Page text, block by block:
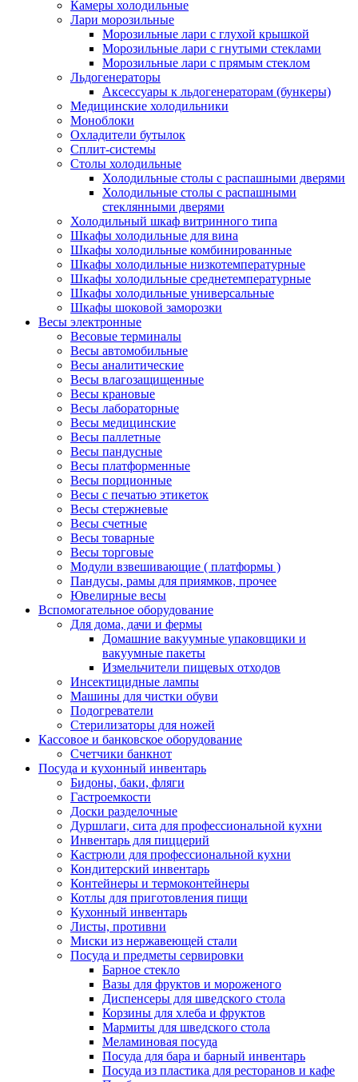
Камеры холодильные
Лари морозильные
Морозильные лари с глухой крышкой
Морозильные лари с гнутыми стеклами
Морозильные лари с прямым стеклом
Льдогенераторы
Аксессуары к льдогенераторам (бункеры)
Медицинские холодильники
Моноблоки
Охладители бутылок
Сплит-системы
Столы холодильные
Холодильные столы с распашными дверями
Холодильные столы с распашными
стеклянными дверями
Холодильный шкаф витринного типа
Шкафы холодильные для вина
Шкафы холодильные комбинированные
Шкафы холодильные низкотемпературные
Шкафы холодильные среднетемпературные
Шкафы холодильные универсальные
Шкафы шоковой заморозки
Весы электронные
Весовые терминалы
Весы автомобильные
Весы аналитические
Весы влагозащищенные
Весы крановые
Весы лабораторные
Весы медицинские
Весы паллетные
Весы пандусные
Весы платформенные
Весы порционные
Весы с печатью этикеток
Весы стержневые
Весы счетные
Весы товарные
Весы торговые
Модули взвешивающие ( платформы )
Пандусы, рамы для приямков, прочее
Ювелирные весы
Вспомогательное оборудование
Для дома, дачи и фермы
Домашние вакуумные упаковщики и
вакуумные пакеты
Измельчители пищевых отходов
Инсектицидные лампы
Машины для чистки обуви
Подогреватели
Стерилизаторы для ножей
Кассовое и банковское оборудование
Счетчики банкнот
Посуда и кухонный инвентарь
Бидоны, баки, фляги
Гастроемкости
Доски разделочные
Дуршлаги, сита для профессиональной кухни
Инвентарь для пиццерий
Кастрюли для профессиональной кухни
Кондитерский инвентарь
Контейнеры и термоконтейнеры
Котлы для приготовления пищи
Кухонный инвентарь
Листы, противни
Миски из нержавеющей стали
Посуда и предметы сервировки
Барное стекло
Вазы для фруктов и мороженого
Диспенсеры для шведского стола
Корзины для хлеба и фруктов
Мармиты для шведского стола
Меламиновая посуда
Посуда для бара и барный инвентарь
Посуда из пластика для ресторанов и кафе